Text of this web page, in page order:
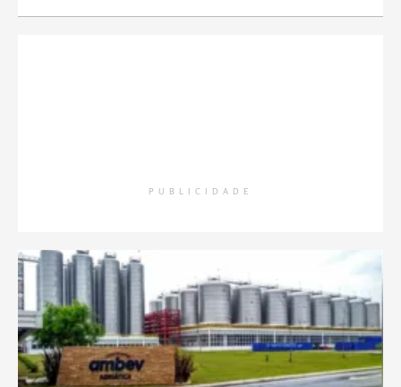
PUBLICIDADE